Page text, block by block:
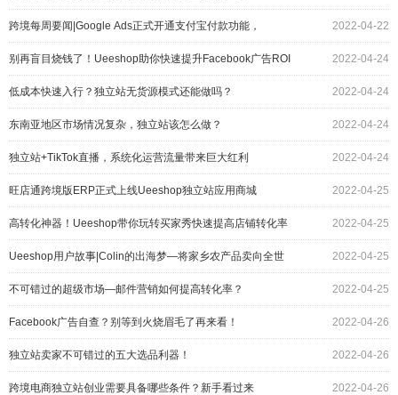
跨境每周要闻|Google Ads正式开通支付宝付款功能，
Instagram更新排名算法
2022-04-22
别再盲目烧钱了！Ueeshop助你快速提升Facebook广告ROI 2022-04-24
低成本快速入行？独立站无货源模式还能做吗？ 2022-04-24
东南亚地区市场情况复杂，独立站该怎么做？ 2022-04-24
独立站+TikTok直播，系统化运营流量带来巨大红利 2022-04-24
旺店通跨境版ERP正式上线Ueeshop独立站应用商城 2022-04-25
高转化神器！Ueeshop带你玩转买家秀快速提高店铺转化率 2022-04-25
Ueeshop用户故事|Colin的出海梦—将家乡农产品卖向全世
界
2022-04-25
不可错过的超级市场—邮件营销如何提高转化率？ 2022-04-25
Facebook广告自查？别等到火烧眉毛了再来看！ 2022-04-26
独立站卖家不可错过的五大选品利器！ 2022-04-26
跨境电商独立站创业需要具备哪些条件？新手看过来 2022-04-26